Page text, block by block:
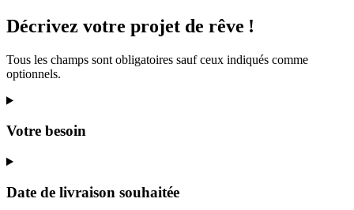
Décrivez votre projet de rêve !
Tous les champs sont obligatoires sauf ceux indiqués comme
optionnels.
Votre besoin
Date de livraison souhaitée